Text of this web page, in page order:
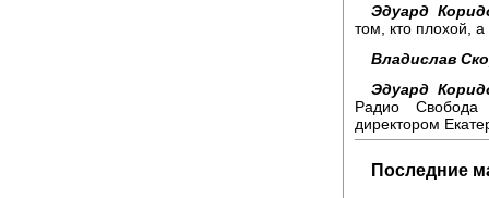
Эдуард
том, кто плохой,
Владислав
Эдуард
Радио
директором
Последние